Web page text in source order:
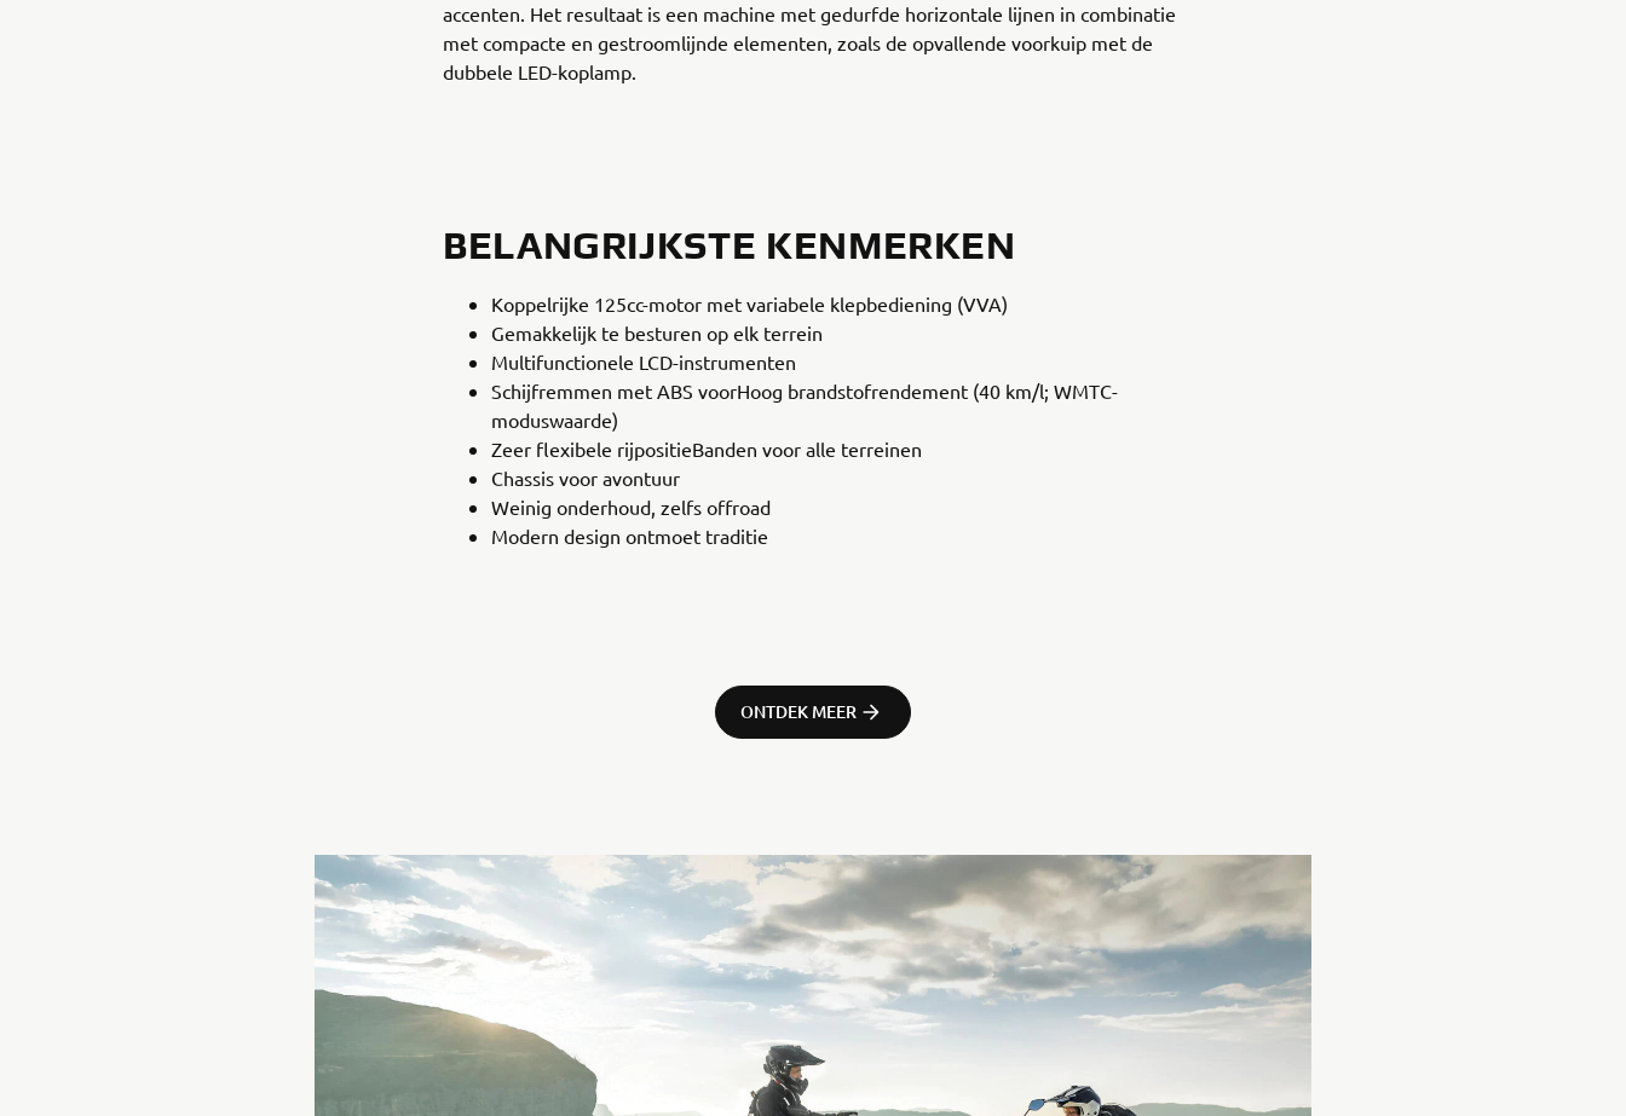
accenten. Het resultaat is een machine met gedurfde horizontale lijnen in combinatie
met compacte en gestroomlijnde elementen, zoals de opvallende voorkuip met de
dubbele LED-koplamp.
BELANGRIJKSTE KENMERKEN
Koppelrijke 125cc-motor met variabele klepbediening (VVA)
Gemakkelijk te besturen op elk terrein
Multifunctionele LCD-instrumenten
Schijfremmen met ABS voorHoog brandstofrendement (40 km/l; WMTC-
moduswaarde)
Zeer flexibele rijpositieBanden voor alle terreinen
Chassis voor avontuur
Weinig onderhoud, zelfs offroad
Modern design ontmoet traditie
ONTDEK MEER